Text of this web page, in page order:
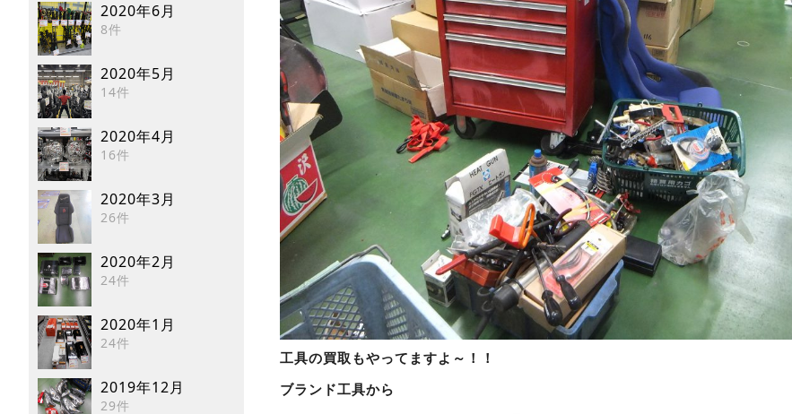
2020年6月
8件
2020年5月
14件
2020年4月
16件
2020年3月
26件
2020年2月
24件
2020年1月
24件
2019年12月
29件
工具の買取もやってますよ～！！
ブランド工具から